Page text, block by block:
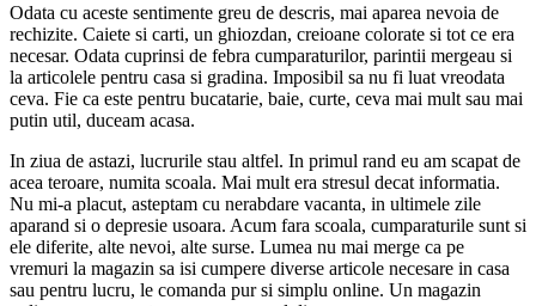
Odata cu aceste sentimente greu de descris, mai aparea nevoia de
rechizite. Caiete si carti, un ghiozdan, creioane colorate si tot ce era
necesar. Odata cuprinsi de febra cumparaturilor, parintii mergeau si
la articolele pentru casa si gradina. Imposibil sa nu fi luat vreodata
ceva. Fie ca este pentru bucatarie, baie, curte, ceva mai mult sau mai
putin util, duceam acasa.
In ziua de astazi, lucrurile stau altfel. In primul rand eu am scapat de
acea teroare, numita scoala. Mai mult era stresul decat informatia.
Nu mi-a placut, asteptam cu nerabdare vacanta, in ultimele zile
aparand si o depresie usoara. Acum fara scoala, cumparaturile sunt si
ele diferite, alte nevoi, alte surse. Lumea nu mai merge ca pe
vremuri la magazin sa isi cumpere diverse articole necesare in casa
sau pentru lucru, le comanda pur si simplu online. Un magazin